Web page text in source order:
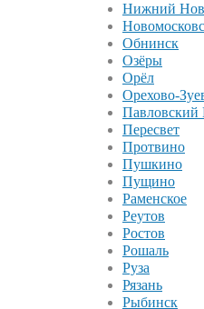
Нижний
Обнинск
Озёры
Орёл
Орехово-
Павловский
Пересвет
Протвино
Пушкино
Пущино
Раменское
Реутов
Ростов
Рошаль
Руза
Рязань
Рыбинск